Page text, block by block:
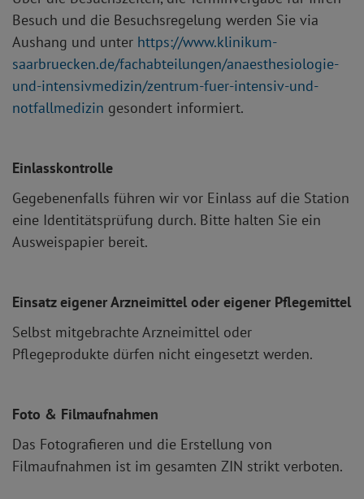
Besuch und die Besuchsregelung werden Sie via
Aushang und unter https://www.klinikum-
saarbruecken.de/fachabteilungen/anaesthesiologie-
und-intensivmedizin/zentrum-fuer-intensiv-und-
notfallmedizin gesondert informiert.
Einlasskontrolle
Gegebenenfalls führen wir vor Einlass auf die Station
eine Identitätsprüfung durch. Bitte halten Sie ein
Ausweispapier bereit.
Einsatz eigener Arzneimittel oder eigener Pflegemittel
Selbst mitgebrachte Arzneimittel oder
Pflegeprodukte dürfen nicht eingesetzt werden.
Foto & Filmaufnahmen
Das Fotografieren und die Erstellung von
Filmaufnahmen ist im gesamten ZIN strikt verboten.